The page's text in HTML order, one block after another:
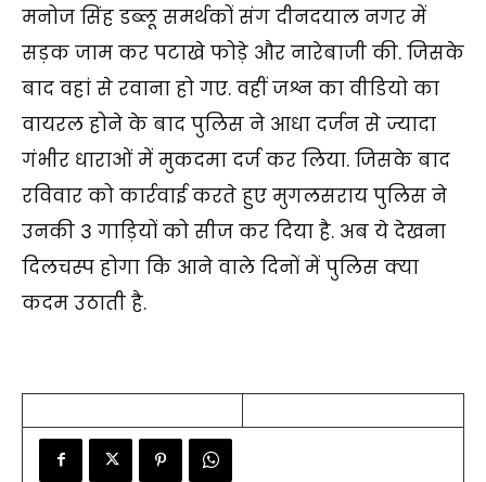
मनोज सिंह डब्लू समर्थकों संग दीनदयाल नगर में
सड़क जाम कर पटाखे फोड़े और नारेबाजी की. जिसके
बाद वहां से रवाना हो गए. वहीं जश्न का वीडियो का
वायरल होने के बाद पुलिस ने आधा दर्जन से ज्यादा
गंभीर धाराओं में मुकदमा दर्ज कर लिया. जिसके बाद
रविवार को कार्रवाई करते हुए मुगलसराय पुलिस ने
उनकी 3 गाड़ियों को सीज कर दिया है. अब ये देखना
दिलचस्प होगा कि आने वाले दिनों में पुलिस क्या
कदम उठाती है.